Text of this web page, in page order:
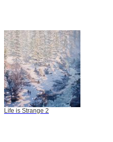
Life is Strange 2